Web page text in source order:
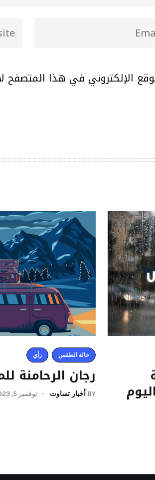
الإلكتروني في هذا المتصفح
حالة الطقس رأي
رجان الرحامنة
BY أخبار تساوت نوفمبر 5, 2023